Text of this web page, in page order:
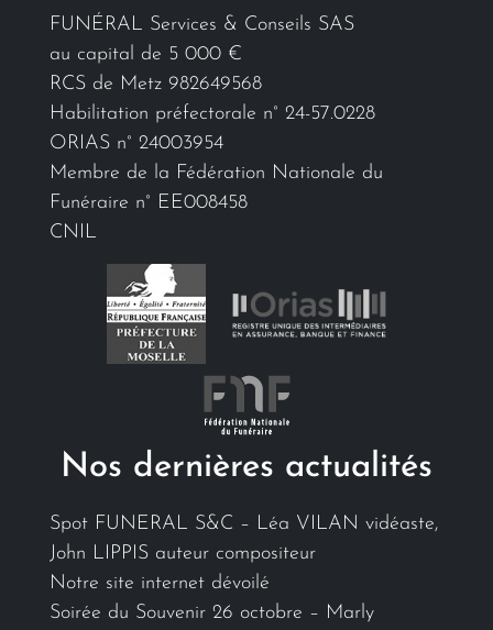
FUNÉRAL Services & Conseils SAS
au capital de 5 000 €
RCS de Metz 982649568
Habilitation préfectorale n° 24-57.0228
ORIAS n° 24003954
Membre de la Fédération Nationale du
Funéraire n° EE008458
CNIL
Nos dernières actualités
Spot FUNERAL S&C – Léa VILAN vidéaste,
John LIPPIS auteur compositeur
Notre site internet dévoilé
Soirée du Souvenir 26 octobre – Marly